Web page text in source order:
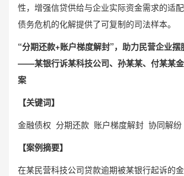
性，增强信贷供给与企业实际资金需求的适
债务危机的化解提供了可复制的司法样本。
“分期还款+账户梯度解封”，助力民营企业
——某银行诉某科技公司、孙某某、付某某
案
【关键词】
金融债权 分期还款 账户梯度解封 协同解纷
【案例摘要】
在某民营科技公司贷款逾期被某银行起诉的